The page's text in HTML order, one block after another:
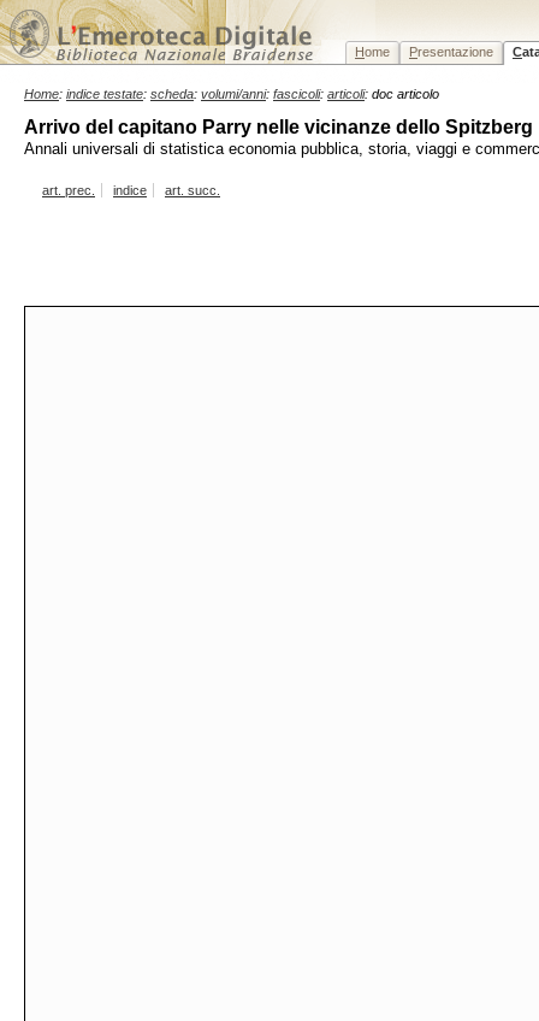
Home Presentazione C
Home: indice testate: scheda: volumi/anni: fascicoli: articoli: doc articolo
Arrivo del capitano Parry nelle vicinanze dello Spitzberg
Annali universali di statistica economia pubblica, storia, viaggi e
art. prec. indice art. succ.